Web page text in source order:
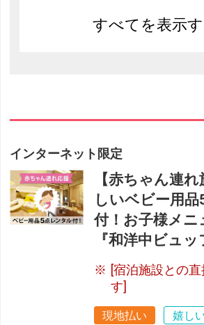
すべてを表示
インターネット限定
【赤ちゃん連
しいベビー用
付！お子様メニ
『和洋中ビュッ
[宿泊施設との
す]
現地払い 嬉し